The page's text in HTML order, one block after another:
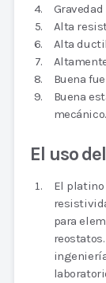
Alta
Alta
Buena
Buena
mecánico.
El uso
El
para